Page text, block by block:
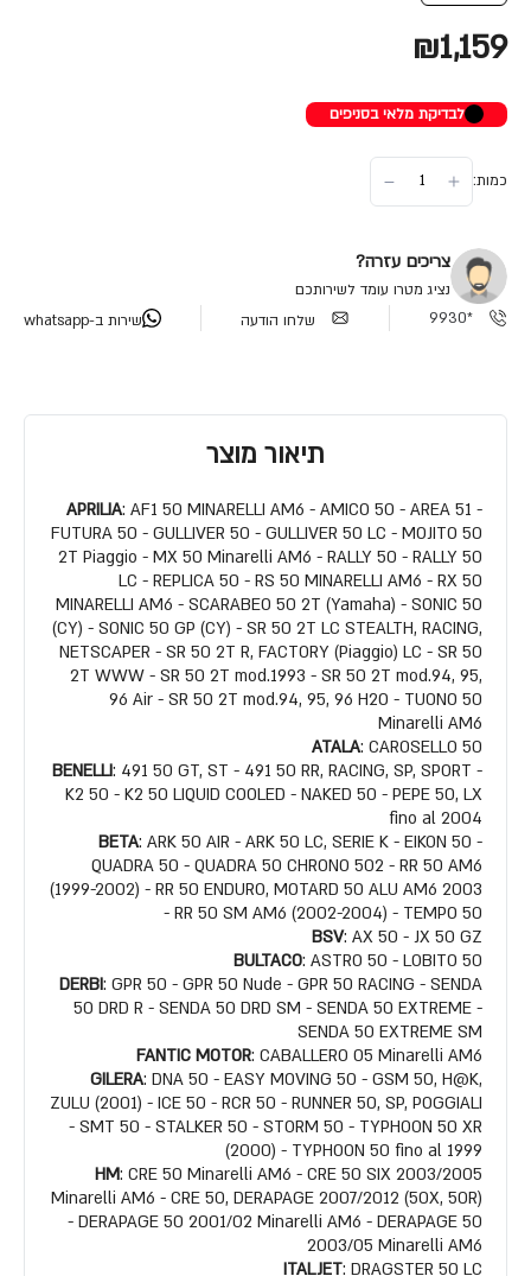
₪1,159
לבדיקת מלאי בסניפים
כמות:
צריכים עזרה?
נציג מטרו עומד לשירותכם
*9930
שלחו הודעה שירות ב-whatsapp
תיאור מוצר
APRILIA: AF1 50 MINARELLI AM6 - AMICO 50 - AREA 51 -
FUTURA 50 - GULLIVER 50 - GULLIVER 50 LC - MOJITO 50
2T Piaggio - MX 50 Minarelli AM6 - RALLY 50 - RALLY 50
LC - REPLICA 50 - RS 50 MINARELLI AM6 - RX 50
MINARELLI AM6 - SCARABEO 50 2T (Yamaha) - SONIC 50
(CY) - SONIC 50 GP (CY) - SR 50 2T LC STEALTH, RACING,
NETSCAPER - SR 50 2T R, FACTORY (Piaggio) LC - SR 50
2T WWW - SR 50 2T mod.1993 - SR 50 2T mod.94, 95,
96 Air - SR 50 2T mod.94, 95, 96 H2O - TUONO 50
Minarelli AM6
ATALA: CAROSELLO 50
BENELLI: 491 50 GT, ST - 491 50 RR, RACING, SP, SPORT -
K2 50 - K2 50 LIQUID COOLED - NAKED 50 - PEPE 50, LX
fino al 2004
BETA: ARK 50 AIR - ARK 50 LC, SERIE K - EIKON 50 -
QUADRA 50 - QUADRA 50 CHRONO 502 - RR 50 AM6
(1999-2002) - RR 50 ENDURO, MOTARD 50 ALU AM6 2003
- RR 50 SM AM6 (2002-2004) - TEMPO 50
BSV: AX 50 - JX 50 GZ
BULTACO: ASTRO 50 - LOBITO 50
DERBI: GPR 50 - GPR 50 Nude - GPR 50 RACING - SENDA
50 DRD R - SENDA 50 DRD SM - SENDA 50 EXTREME -
SENDA 50 EXTREME SM
FANTIC MOTOR: CABALLERO 05 Minarelli AM6
GILERA: DNA 50 - EASY MOVING 50 - GSM 50, H@K,
ZULU (2001) - ICE 50 - RCR 50 - RUNNER 50, SP, POGGIALI
- SMT 50 - STALKER 50 - STORM 50 - TYPHOON 50 XR
(2000) - TYPHOON 50 fino al 1999
HM: CRE 50 Minarelli AM6 - CRE 50 SIX 2003/2005
Minarelli AM6 - CRE 50, DERAPAGE 2007/2012 (50X, 50R)
- DERAPAGE 50 2001/02 Minarelli AM6 - DERAPAGE 50
2003/05 Minarelli AM6
ITALJET: DRAGSTER 50 LC